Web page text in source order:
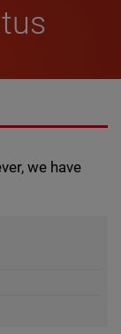
we have